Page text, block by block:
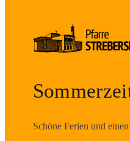
Schöne Ferien und